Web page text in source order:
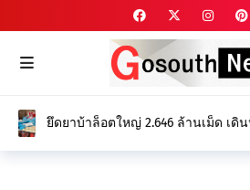
ยึดยาบ้าล็อตใหญ่ 2.646 ล้านเม็ด เดิ